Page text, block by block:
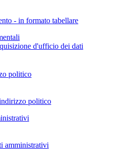
- in formato tabellare
d'ufficio dei dati
politico
politico
amministrativi